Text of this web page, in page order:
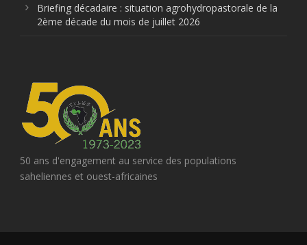
Briefing décadaire : situation agrohydropastorale de la
2ème décade du mois de juillet 2026
50 ans d'engagement au service des populations
saheliennes et ouest-africaines